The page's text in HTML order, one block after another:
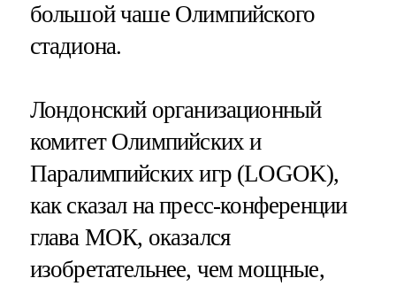
большой чаше Олимпийского
стадиона.
Лондонский организационный
комитет Олимпийских и
Паралимпийских игр (LOGOK),
как сказал на пресс-конференции
глава МОК, оказался
изобретательнее, чем мощные,